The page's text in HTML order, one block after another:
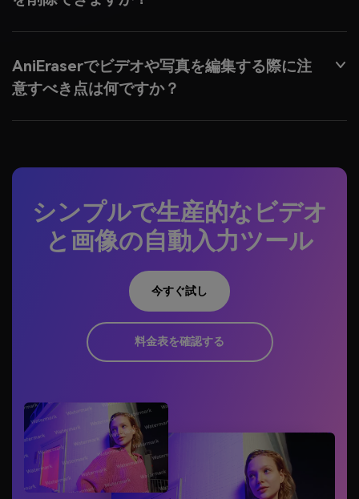
AniEraserでビデオや写真を編集する際に注
意すべき点は何ですか？
シンプルで生産的なビデオ
と画像の自動入力ツール
今すぐ試し
料金表を確認する